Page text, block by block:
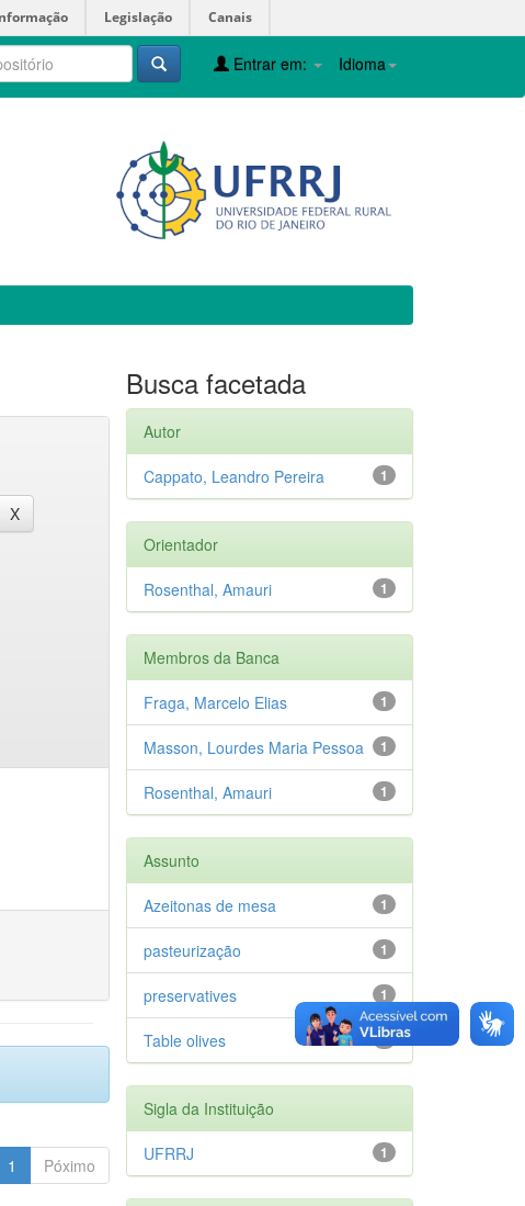
Legislação Canais
Idioma
Entrar em:
1 Póximo
Busca facetada
Autor
1
Cappato, Leandro Pereira
Orientador
1
Rosenthal, Amauri
Membros da Banca
1
Fraga, Marcelo Elias
1
Masson, Lourdes Maria Pessoa
1
Rosenthal, Amauri
Assunto
1
Azeitonas de mesa
1
pasteurização
1
preservatives
1
Table olives
Sigla da Instituição
1
UFRRJ